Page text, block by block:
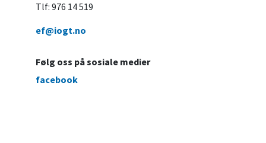
Tlf: 976 14 519
ef@iogt.no
Følg oss på sosiale medier
facebook